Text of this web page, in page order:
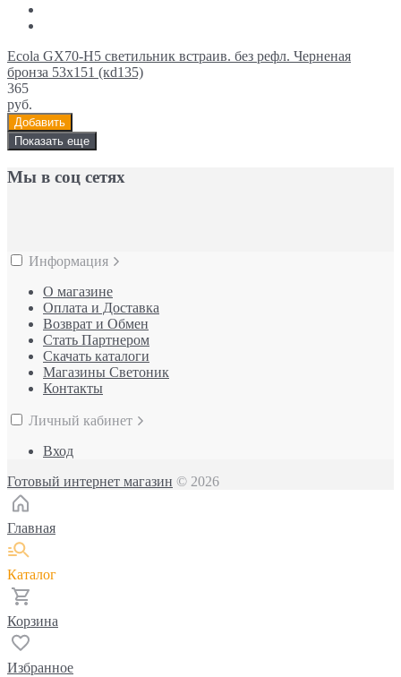
Ecola GX70-H5 светильник встраив. без рефл. Черненая
бронза 53x151 (кd135)
365
руб.
Добавить
Показать еще
Мы в соц сетях
Информация
О магазине
Оплата и Доставка
Возврат и Обмен
Стать Партнером
Скачать каталоги
Магазины Светоник
Контакты
Личный кабинет
Вход
Готовый интернет магазин © 2026
Главная
Каталог
Корзина
Избранное